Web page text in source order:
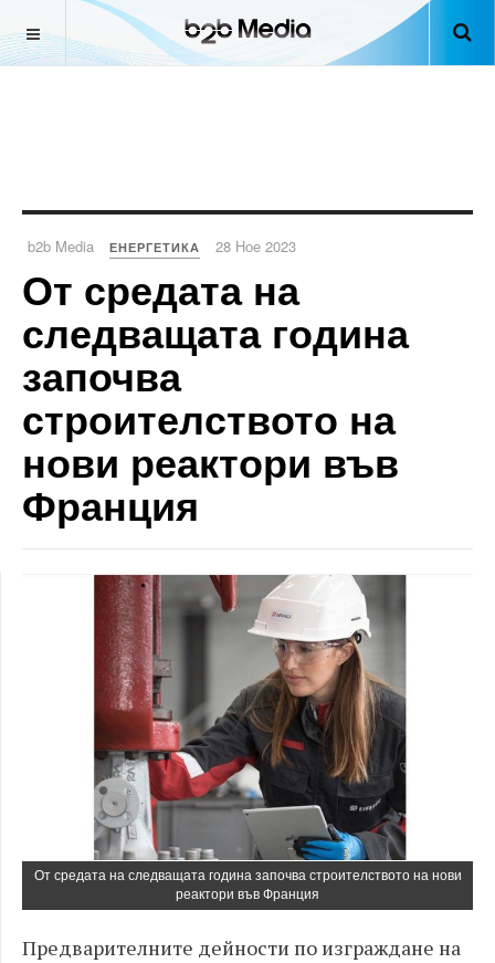
b2b Media ЕНЕРГЕТИКА 28 Ное 2023
От средата на
следващата година
започва
строителството на
нови реактори във
Франция
От средата на следващата година започва строителството на нови
реактори във Франция
Предварителните дейности по изграждане на